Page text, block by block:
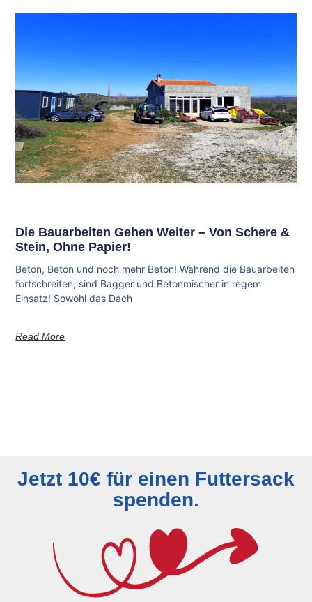
Die Bauarbeiten Gehen Weiter – Von Schere &
Stein, Ohne Papier!
Beton, Beton und noch mehr Beton! Während die Bauarbeiten
fortschreiten, sind Bagger und Betonmischer in regem
Einsatz! Sowohl das Dach
Read More
Jetzt 10€ für einen Futtersack
spenden.